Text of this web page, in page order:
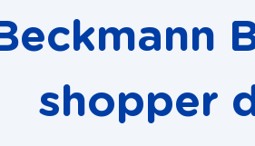
shopper